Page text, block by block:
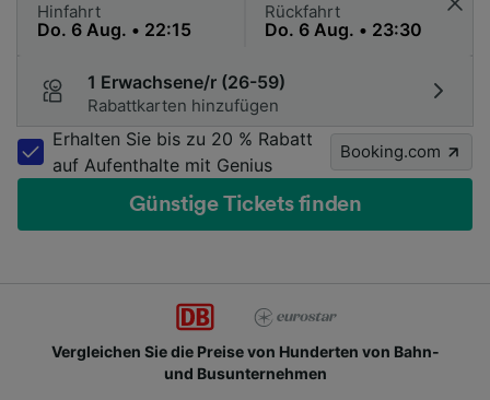
Hinfahrt Rückfahrt
1 Erwachsene/r (26-59)
Rabattkarten hinzufügen
Erhalten Sie bis zu 20 % Rabatt
auf Aufenthalte mit Genius
Booking.com
Günstige Tickets finden
Schließen Sie sich Millionen täglichen Nutzern an